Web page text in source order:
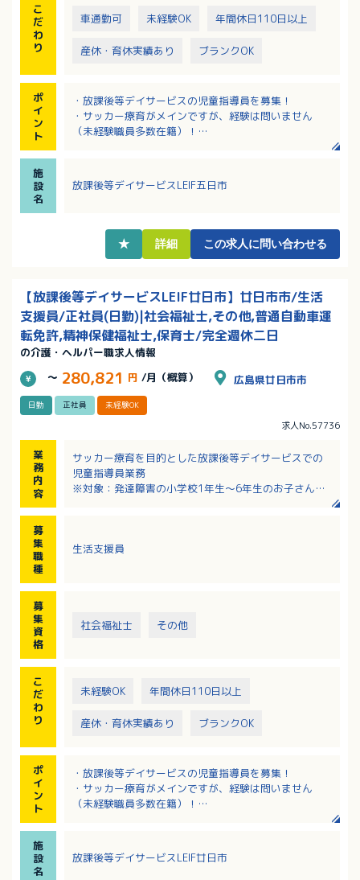
【必要な経験等】保育園か児童福祉施設で2年以上の勤
いる資格は不問（普通自動車運転免許を除く）
こ
だ
わ
り
車通勤可 未経験OK 年間休日110日以上
産休・育休実績あり ブランクOK
ポ
イ
ン
ト
・放課後等デイサービスの児童指導員を募集！
・サッカー療育がメインですが、経験は問いません
（未経験職員多数在籍）！
・終身雇用制！定年無し！長期的に活躍できます！
施
設
名
放課後等デイサービスLEIF五日市
★ 詳細 この求人に問い合わせる
【放課後等デイサービスLEIF廿日市】廿日市市/生活
支援員/正社員(日勤)|社会福祉士,その他,普通自動車運
転免許,精神保健福祉士,保育士/完全週休二日
の介護・ヘルパー職求人情報
～ 280,821 円 /月（概算） 広島県廿日市市
日勤 正社員 未経験OK
求人No.57736
業
務
内
容
サッカー療育を目的とした放課後等デイサービスでの
児童指導員業務
※対象：発達障害の小学校1年生〜6年生のお子さん
・支援内容の提案
※サッカーのご経験は必要ありません。身体を動かす
員の要件を満たす方
務経験がある場合は、必要な免許・資格に記載されて
募
集
職
種
生活支援員
募
集
資
格
社会福祉士 その他
こ
だ
わ
り
未経験OK 年間休日110日以上
産休・育休実績あり ブランクOK
ポ
イ
ン
ト
・放課後等デイサービスの児童指導員を募集！
・サッカー療育がメインですが、経験は問いません
（未経験職員多数在籍）！
迎！
・終身雇用制！定年無し！長期的に活躍できます！
施
設
名
放課後等デイサービスLEIF廿日市